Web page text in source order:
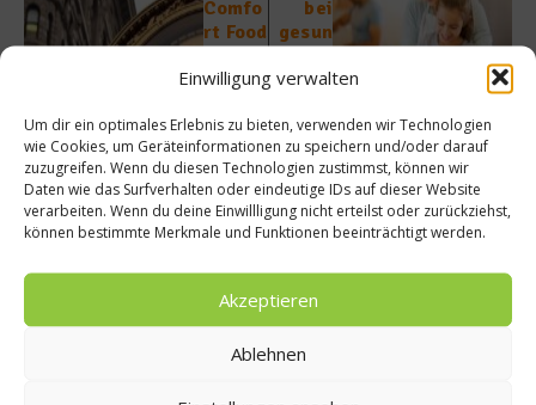
Einwilligung verwalten
Um dir ein optimales Erlebnis zu bieten, verwenden wir Technologien
wie Cookies, um Geräteinformationen zu speichern und/oder darauf
zuzugreifen. Wenn du diesen Technologien zustimmst, können wir
Daten wie das Surfverhalten oder eindeutige IDs auf dieser Website
verarbeiten. Wenn du deine Einwillligung nicht erteilst oder zurückziehst,
können bestimmte Merkmale und Funktionen beeinträchtigt werden.
Akzeptieren
Ablehnen
Comfo
rt Food
Gute-
Küche
aus NY
bei
gesun
Ernähr
ankom
mt
Ähnliche Beiträge